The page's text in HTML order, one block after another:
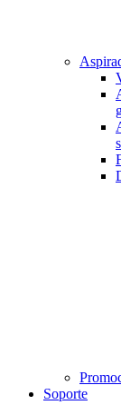
Soporte